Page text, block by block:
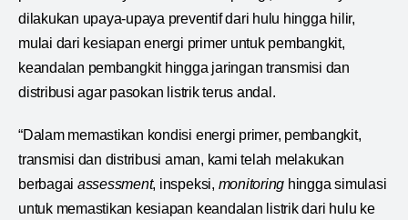
dilakukan upaya-upaya preventif dari hulu hingga hilir,
mulai dari kesiapan energi primer untuk pembangkit,
keandalan pembangkit hingga jaringan transmisi dan
distribusi agar pasokan listrik terus andal.
“Dalam memastikan kondisi energi primer, pembangkit,
transmisi dan distribusi aman, kami telah melakukan
berbagai assessment, inspeksi, monitoring hingga simulasi
untuk memastikan kesiapan keandalan listrik dari hulu ke